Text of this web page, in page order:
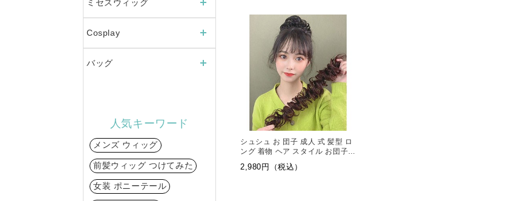
シュシュ お 団子 成人 式 髪型 ロ
ング 着物 ヘア スタイル お団子ウ
2,980円（税込）
ミセスウィッグ
Cosplay
バッグ
人気キーワード
メンズ ウィッグ
前髪ウィッグ つけてみた
女装 ポニーテール